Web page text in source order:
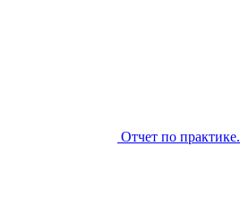
Отчет по практике.